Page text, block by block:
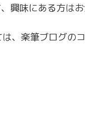
興味にある方は
、楽筆ブログの